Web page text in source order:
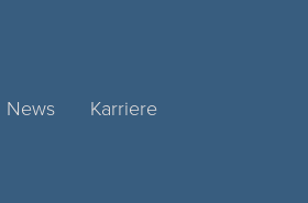
News Karriere